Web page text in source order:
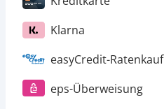
Klarna
easyCredit-Ratenkauf
eps-Überweisung